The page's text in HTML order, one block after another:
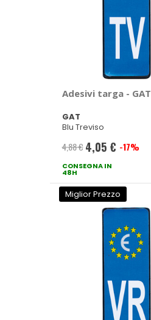
Adesivi targa - GAT
GAT
Blu Treviso
4,88 € Prezzo
speciale
4,05 € -17%
CONSEGNA IN
48H
Miglior Prezzo